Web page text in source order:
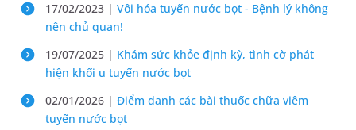
17/02/2023 | Vôi hóa tuyến nước bọt - Bệnh lý không
nên chủ quan!
19/07/2025 | Khám sức khỏe định kỳ, tình cờ phát
hiện khối u tuyến nước bọt
02/01/2026 | Điểm danh các bài thuốc chữa viêm
tuyến nước bọt